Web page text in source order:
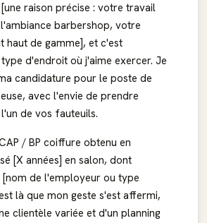
raison précise : votre travail
barbershop, votre
haut de gamme], et c'est
d'endroit où j'aime exercer. Je
candidature pour le poste de
avec l'envie de prendre
de vos fauteuils.
/ BP coiffure obtenu en
[X années] en salon, dont
[nom de l'employeur ou type
là que mon geste s'est affermi,
clientèle variée et d'un planning